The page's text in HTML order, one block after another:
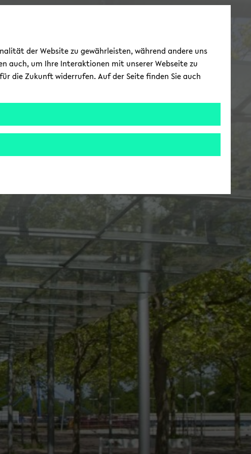
der Website zu gewährleisten, während andere uns
auch, um Ihre Interaktionen mit unserer Webseite zu
die Zukunft widerrufen. Auf der Seite finden Sie auch